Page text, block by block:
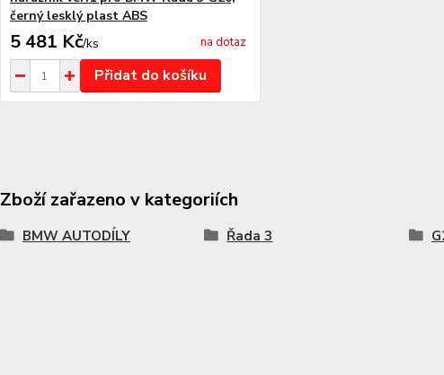
černý lesklý plast ABS
5 481 Kč/ks na dotaz
Přidat do košíku
Zboží zařazeno v kategoriích
BMW AUTODÍLY Řada 3